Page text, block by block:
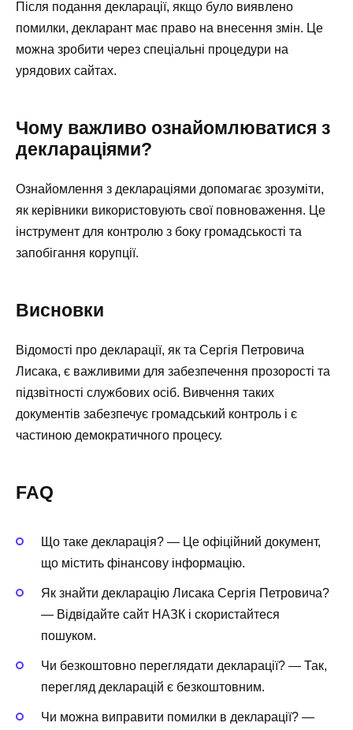
Після подання декларації, якщо було виявлено
помилки, декларант має право на внесення змін. Це
можна зробити через спеціальні процедури на
урядових сайтах.
Чому важливо ознайомлюватися з
деклараціями?
Ознайомлення з деклараціями допомагає зрозуміти,
як керівники використовують свої повноваження. Це
інструмент для контролю з боку громадськості та
запобігання корупції.
Висновки
Відомості про декларації, як та Сергія Петровича
Лисака, є важливими для забезпечення прозорості та
підзвітності службових осіб. Вивчення таких
документів забезпечує громадський контроль і є
частиною демократичного процесу.
FAQ
Що таке декларація? — Це офіційний документ,
що містить фінансову інформацію.
Як знайти декларацію Лисака Сергія Петровича?
— Відвідайте сайт НАЗК і скористайтеся
пошуком.
Чи безкоштовно переглядати декларації? — Так,
перегляд декларацій є безкоштовним.
Чи можна виправити помилки в декларації? —